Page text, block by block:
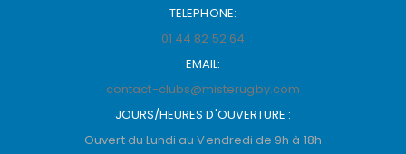
TELEPHONE:
01 44 82 52 64
EMAIL:
contact-clubs@misterugby.com
JOURS/HEURES D'OUVERTURE :
Ouvert du Lundi au Vendredi de 9h à 18h